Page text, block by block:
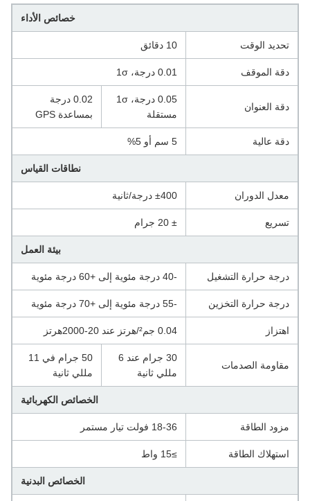
خصائص الأداء
تحديد الوقت 10 دقائق
دقة الموقف 0.01 درجة، 1σ
دقة العنوان
0.05 درجة، 1σ
مستقلة
0.02 درجة
بمساعدة GPS
دقة عالية 5 سم أو 5%
نطاقات القياس
معدل الدوران ±400 درجة/ثانية
تسريع ± 20 جرام
بيئة العمل
درجة حرارة التشغيل -40 درجة مئوية إلى +60 درجة مئوية
درجة حرارة التخزين -55 درجة مئوية إلى +70 درجة مئوية
اهتزاز 0.04 جم²/هرتز عند 20-2000هرتز
مقاومة الصدمات
30 جرام عند 6
مللي ثانية
50 جرام في 11
مللي ثانية
الخصائص الكهربائية
مزود الطاقة 18-36 فولت تيار مستمر
استهلاك الطاقة ≥15 واط
الخصائص البدنية